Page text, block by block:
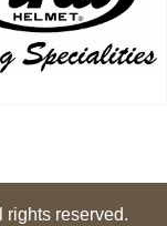
reserved.